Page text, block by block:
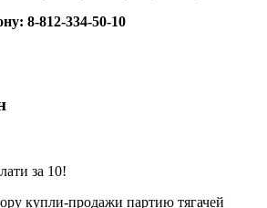
8-812-334-50-10
за 10!
купли-продажи партию тягачей